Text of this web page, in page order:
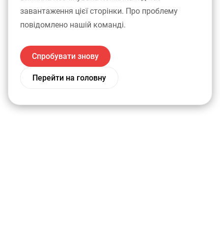
завантаження цієї сторінки. Про проблему
повідомлено нашій команді.
Спробувати знову
Перейти на головну